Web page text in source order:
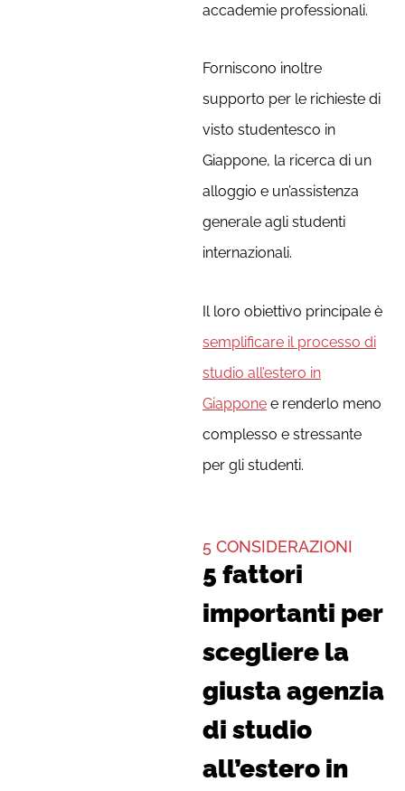
accademie professionali.
Forniscono inoltre
supporto per le richieste di
visto studentesco in
Giappone, la ricerca di un
alloggio e un’assistenza
generale agli studenti
internazionali.
Il loro obiettivo principale è
semplificare il processo di
studio all’estero in
Giappone e renderlo meno
complesso e stressante
per gli studenti.
5 CONSIDERAZIONI
5 fattori
importanti per
scegliere la
giusta agenzia
di studio
all’estero in